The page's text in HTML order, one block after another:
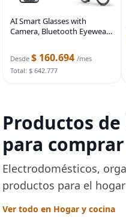
AI Smart Glasses with
Camera, Bluetooth Eyewear
AI Camera, EIS Stabilization,
6-Axis Gyro, WiFi Transfer,
Smart
Desde $ 160.694 /mes
Total: $ 642.777
Productos
para
Electrodomésticos,
productos para el
Ver todo en Hogar y cocina